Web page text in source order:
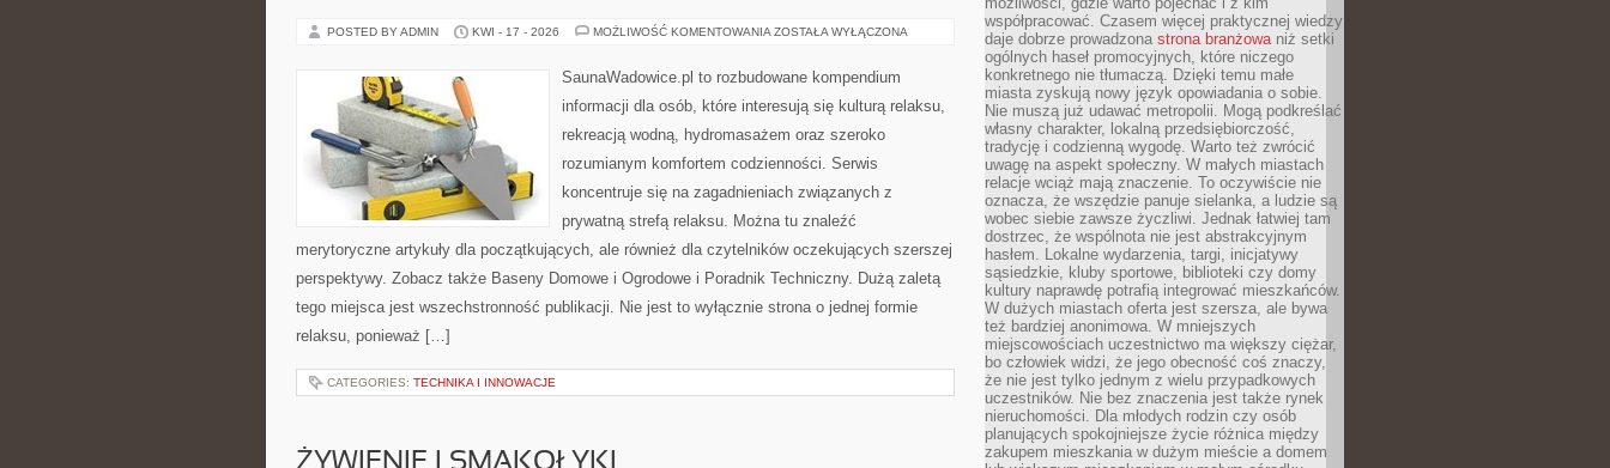
POSTED BY ADMIN KWI - 17 - 2026 MOŻLIWOŚĆ KOMENTOWANIA RYTUAŁY
ZOSTAŁA WYŁĄCZONA
SaunaWadowice.pl to rozbudowane kompendium
informacji dla osób, które interesują się kulturą relaksu,
rekreacją wodną, hydromasażem oraz szeroko
rozumianym komfortem codzienności. Serwis
koncentruje się na zagadnieniach związanych z
prywatną strefą relaksu. Można tu znaleźć
merytoryczne artykuły dla początkujących, ale również dla czytelników oczekujących szerszej
perspektywy. Zobacz także Baseny Domowe i Ogrodowe i Poradnik Techniczny. Dużą zaletą
tego miejsca jest wszechstronność publikacji. Nie jest to wyłącznie strona o jednej formie
relaksu, ponieważ […]
CATEGORIES: TECHNIKA I INNOWACJE
współpracować. Czasem więcej praktycznej wiedzy
daje dobrze prowadzona strona branżowaniż setki
ogólnych haseł promocyjnych, które niczego
konkretnego nie tłumaczą. Dzięki temu małe
miasta zyskują nowy język opowiadania o sobie.
Nie muszą już udawać metropolii. Mogą podkreślać
własny charakter, lokalną przedsiębiorczość,
tradycję i codzienną wygodę. Warto też zwrócić
uwagę na aspekt społeczny. W małych miastach
relacje wciąż mają znaczenie. To oczywiście nie
oznacza, że wszędzie panuje sielanka, a ludzie są
wobec siebie zawsze życzliwi. Jednak łatwiej tam
dostrzec, że wspólnota nie jest abstrakcyjnym
hasłem. Lokalne wydarzenia, targi, inicjatywy
sąsiedzkie, kluby sportowe, biblioteki czy domy
kultury naprawdę potrafią integrować mieszkańców.
W dużych miastach oferta jest szersza, ale bywa
też bardziej anonimowa. W mniejszych
miejscowościach uczestnictwo ma większy ciężar,
bo człowiek widzi, że jego obecność coś znaczy,
że nie jest tylko jednym z wielu przypadkowych
uczestników. Nie bez znaczenia jest także rynek
nieruchomości. Dla młodych rodzin czy osób
planujących spokojniejsze życie różnica między
zakupem mieszkania w dużym mieście a domem